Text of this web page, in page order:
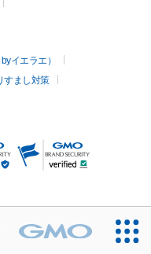
イエラエ）
すまし対策